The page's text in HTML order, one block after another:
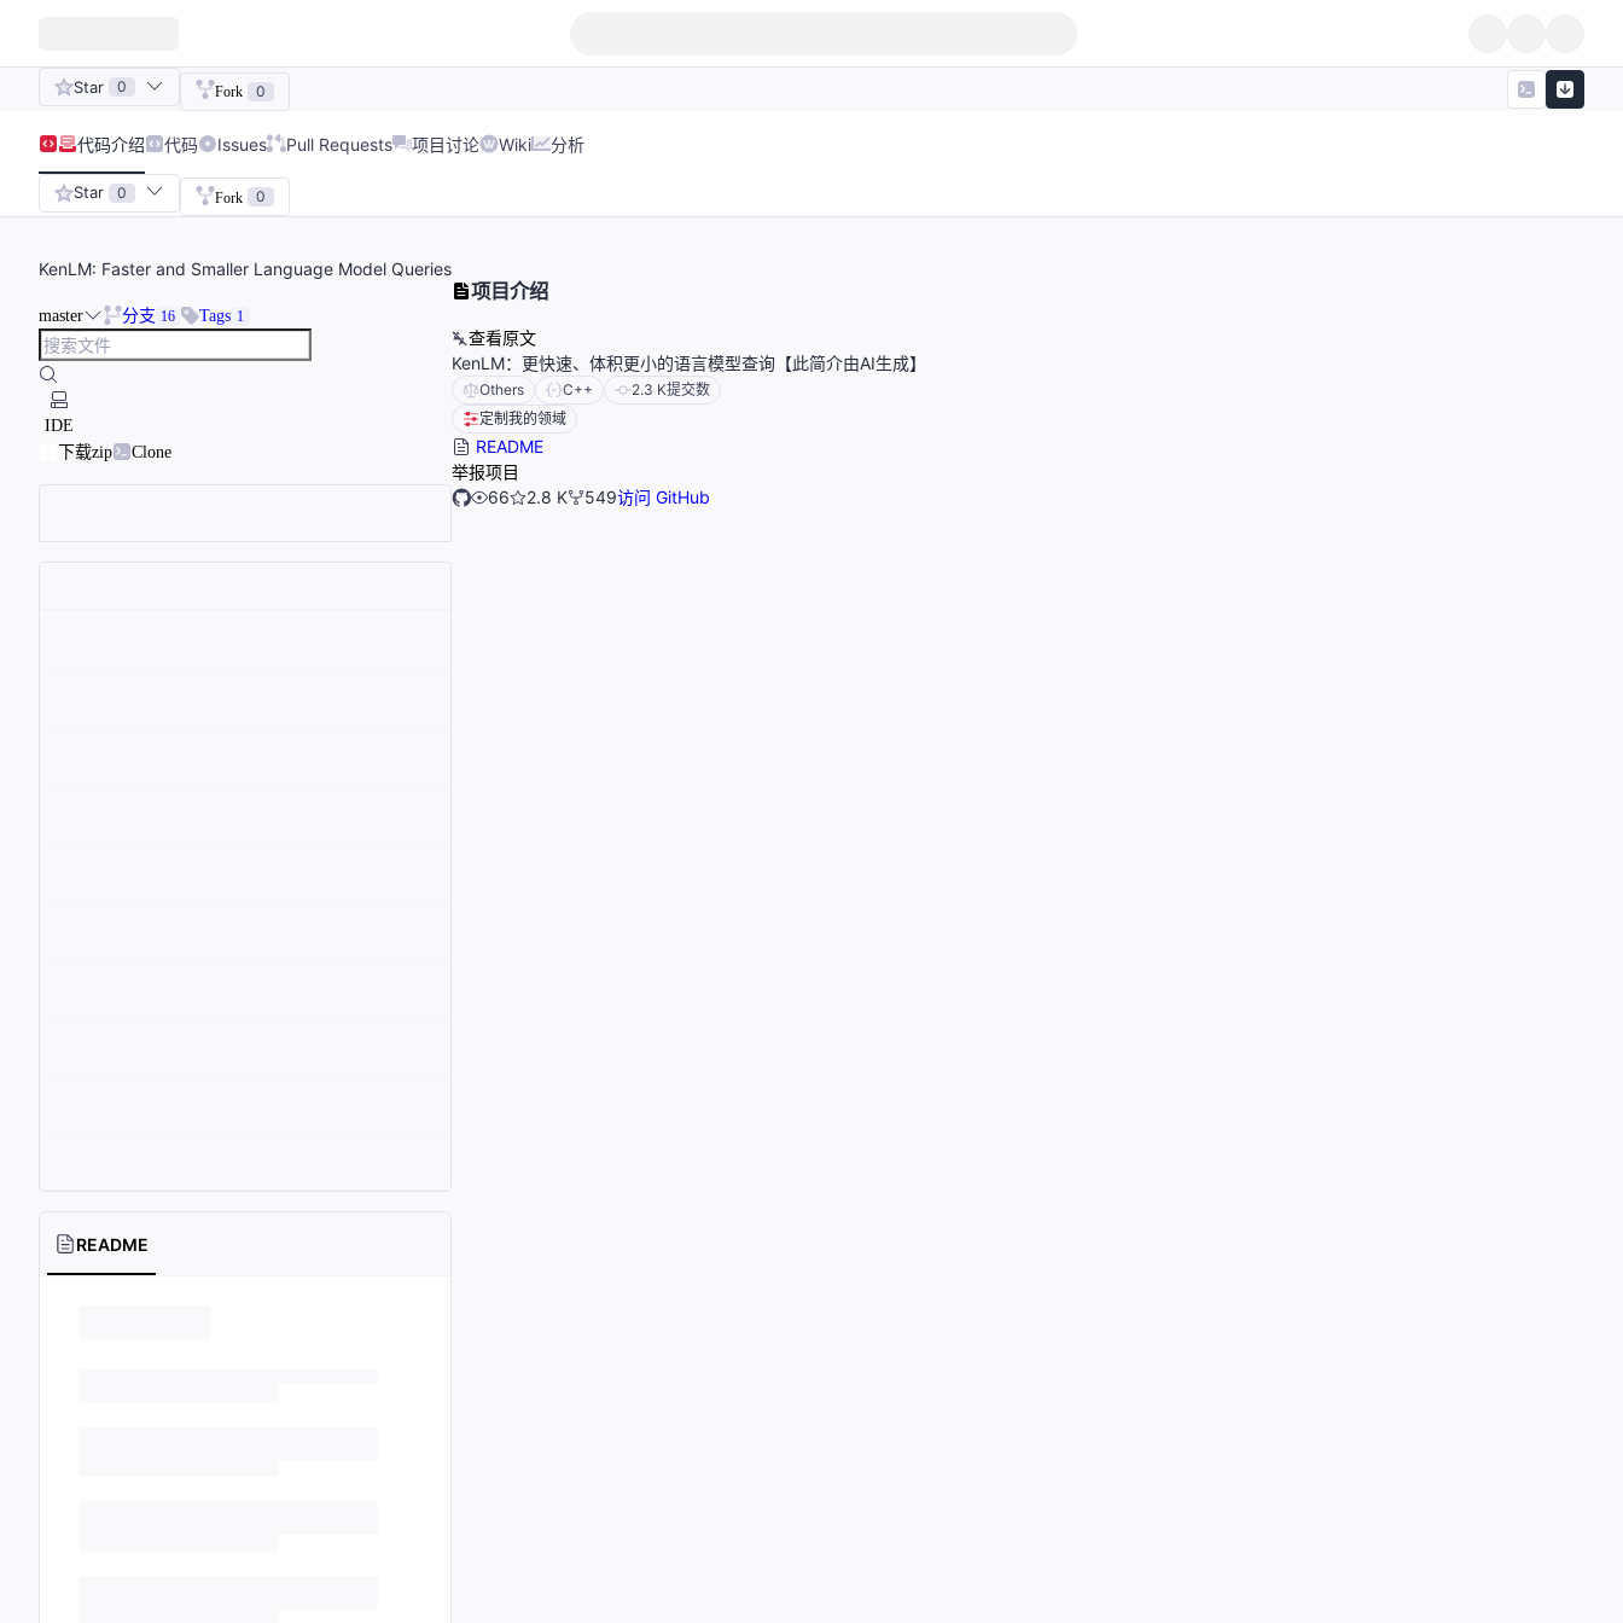
Star 0 Fork 0
代码介绍 代码 Issues Pull Requests 项目讨论 Wiki 分析
Star 0 Fork 0
KenLM: Faster and Smaller Language Model Queries
master 分支 16 Tags 1
IDE
下载zip
Clone
README
项目介绍
查看原文
KenLM：更快速、体积更小的语言模型查询【此简介由AI生成】
Others C++ 2.3 K提交数
定制我的领域
README
举报项目
66
2.8 K 549访问 GitHub